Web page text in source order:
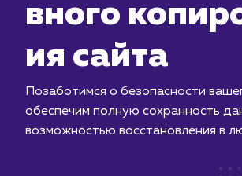
вного
ия сайта